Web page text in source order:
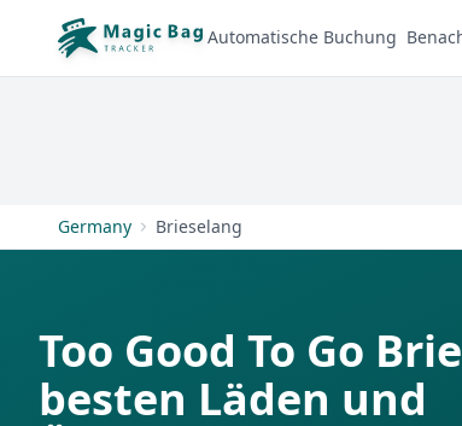
Automatische Buchung
Germany Brieselang
Too Good To Go
besten Läden und